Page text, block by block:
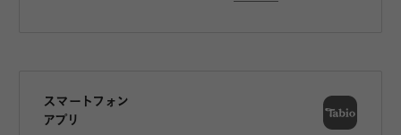
スマートフォン
アプリ